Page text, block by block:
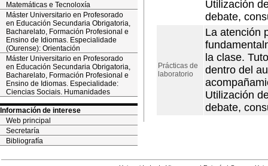
Matemáticas e Tecnoloxía
Máster Universitario en Profesorado
en Educación Secundaria Obrigatoria,
Bacharelato, Formación Profesional e
Ensino de Idiomas. Especialidade
(Ourense): Orientación
Máster Universitario en Profesorado
en Educación Secundaria Obrigatoria,
Bacharelato, Formación Profesional e
Ensino de Idiomas. Especialidade:
Ciencias Sociais. Humanidades
Información de interese
Web principal
Secretaría
Bibliografía
Utilización
debate,
Prácticas de
laboratorio
La atención
la clase.
dentro del
Utilización
debate,